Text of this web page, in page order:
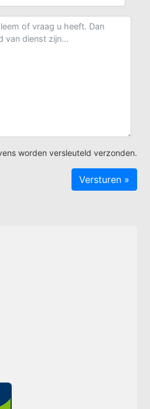
worden versleuteld verzonden.